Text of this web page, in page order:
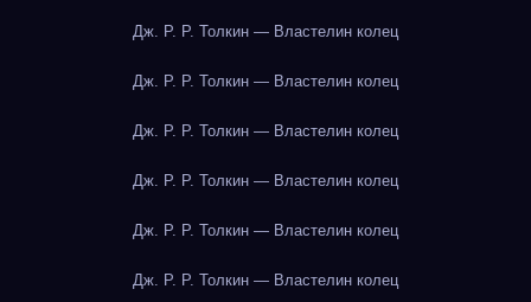
Дж. Р. Р. Толкин — Властелин колец
Дж. Р. Р. Толкин — Властелин колец
Дж. Р. Р. Толкин — Властелин колец
Дж. Р. Р. Толкин — Властелин колец
Дж. Р. Р. Толкин — Властелин колец
Дж. Р. Р. Толкин — Властелин колец